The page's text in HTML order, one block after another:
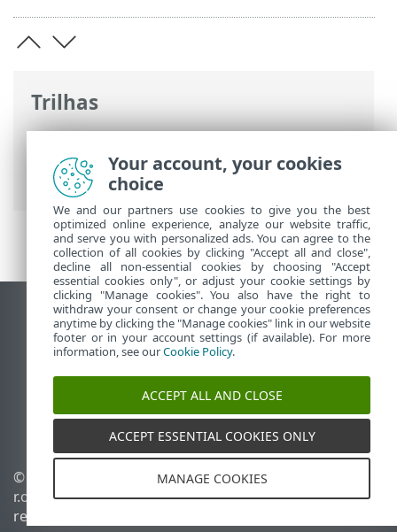
Trilhas
Ajuda on-line ESET>ESET Endpoint
Antivirus
>Configuração avançada>
Atualizações> Opção de conexão
Ver site para desktop
End of Life
Base de conhecimento ESET
Fórum ESET
ESET Status Portal
Suporte regional
© 1992 - 2026 ESET, spol. s
r.o. - Todos os direitos
reservados.
Gerenciar cookies
Política de cookies
Your account, your cookies
choice
We and our partners use cookies to give you the best
optimized online experience, analyze our website traffic,
and serve you with personalized ads. You can agree to the
collection of all cookies by clicking "Accept all and close",
decline all non-essential cookies by choosing "Accept
essential cookies only", or adjust your cookie settings by
clicking "Manage cookies". You also have the right to
withdraw your consent or change your cookie preferences
anytime by clicking the "Manage cookies" link in our website
footer or in your account settings (if available). For more
information, see ourCookie Policy.
ACCEPT ALL AND CLOSE
ACCEPT ESSENTIAL COOKIES ONLY
MANAGE COOKIES